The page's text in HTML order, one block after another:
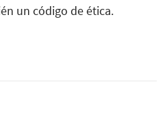
un código de ética.